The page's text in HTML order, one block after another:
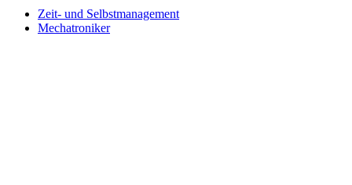
Zeit- und Selbstmanagement
Mechatroniker